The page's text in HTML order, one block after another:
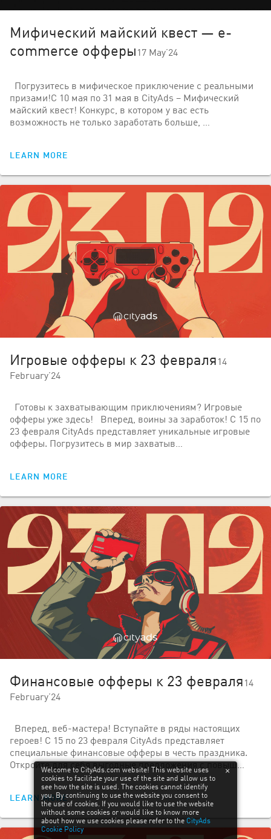
Мифический майский квест — e-
commerce офферы 17 May’24
Погрузитесь в мифическое приключение с реальными
призами!С 10 мая по 31 мая в CityAds – Мифический
майский квест! Конкурс, в котором у вас есть
возможность не только заработать больше, …
LEARN MORE
Игровые офферы к 23 февраля 14
February’24
Готовы к захватывающим приключениям? Игровые
офферы уже здесь! Вперед, воины за заработок! С 15 по
23 февраля CityAds представляет уникальные игровые
офферы. Погрузитесь в мир захватыв…
LEARN MORE
Финансовые офферы к 23 февраля 14
February’24
Вперед, веб-мастера! Вступайте в ряды настоящих
героев! С 15 по 23 февраля CityAds представляет
специальные финансовые офферы в честь праздника.
Откройте для себя выгодные предложения с повыш…
LEARN MORE
Welcome to CityAds.com website! This website uses
cookies to facilitate your use of the site and allow us to
see how the site is used. The cookies cannot identify
you. By continuing to use the website you consent to
the use of cookies. If you would like to use the website
without some cookies or would like to know more
about how we use cookies please refer to the CityAds
Cookie Policy